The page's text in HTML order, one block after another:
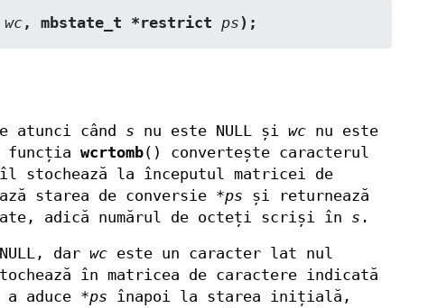
wc, mbstate_t *restrict ps );
atunci când s nu este NULL și wc nu este
funcția wcrtomb() convertește caracterul
stochează la începutul matricei de
starea de conversie *ps și returnează
adică numărul de octeți scriși în s .
dar wc este un caracter lat nul
în matricea de caractere indicată
aduce *ps înapoi la starea inițială,